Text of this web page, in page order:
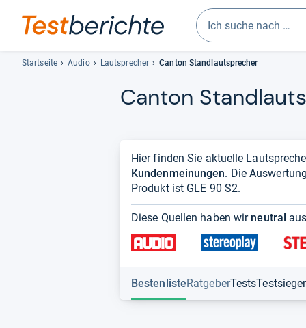
Geben
Sie
drei
Zeichen
erscheinen
automatisch
und
sich
den
Startseite Audio Lautsprecher Canton Standlautsprecher
Can­ton
Hier finden Sie aktuelle
Kundenmeinungen. Die
Produkt ist GLE 90 S2.
Diese Quellen haben wir neutral
BestenlisteRatgeberTestsTestsieger